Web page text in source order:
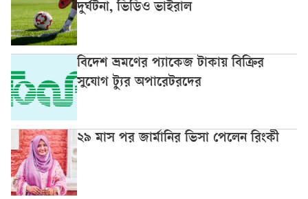
দুর্ঘটনা, ভিডিও ভাইরাল
বিদেশ ভ্রমণের প্যাকেজ টাকায় বিক্রির
সুযোগ ট্যুর অপারেটরদের
২৯ মাস পর জার্মানির ভিসা পেলেন রিংকী